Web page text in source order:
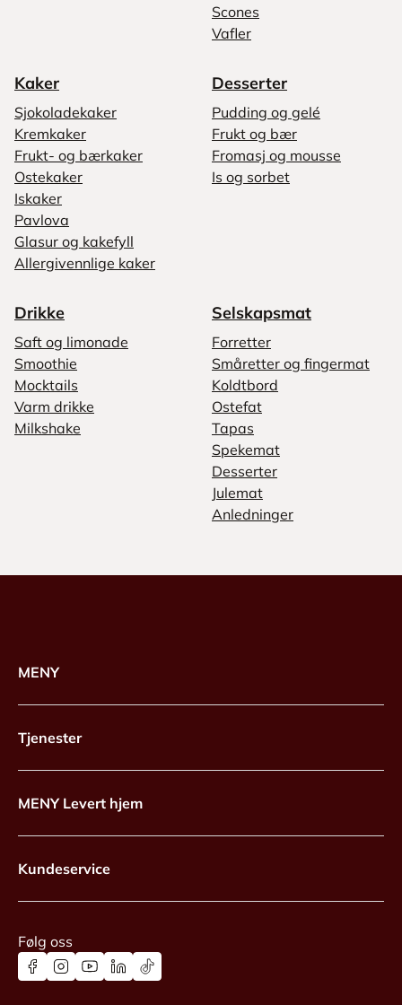
Scones
Vafler
Kaker
Sjokoladekaker
Kremkaker
Frukt- og bærkaker
Ostekaker
Iskaker
Pavlova
Glasur og kakefyll
Allergivennlige kaker
Desserter
Pudding og gelé
Frukt og bær
Fromasj og mousse
Is og sorbet
Drikke
Saft og limonade
Smoothie
Mocktails
Varm drikke
Milkshake
Selskapsmat
Forretter
Småretter og fingermat
Koldtbord
Ostefat
Tapas
Spekemat
Desserter
Julemat
Anledninger
MENY
Tjenester
MENY Levert hjem
Kundeservice
Følg oss